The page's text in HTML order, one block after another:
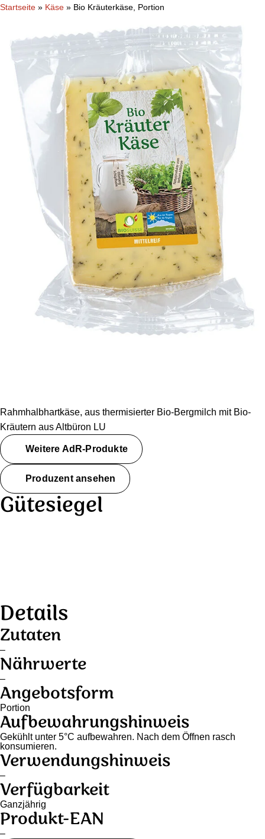
Startseite » Käse » Bio Kräuterkäse, Portion
Rahmhalbhartkäse, aus thermisierter Bio-Bergmilch mit Bio-
Kräutern aus Altbüron LU
Weitere AdR-Produkte
Produzent ansehen
Gütesiegel
Details
Zutaten
–
Nährwerte
–
Angebotsform
Portion
Aufbewahrungshinweis
Gekühlt unter 5°C aufbewahren. Nach dem Öffnen rasch
konsumieren.
Verwendungshinweis
–
Verfügbarkeit
Ganzjährig
Produkt-EAN
–